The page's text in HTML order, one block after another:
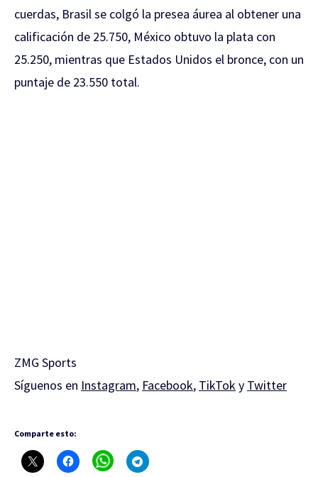
cuerdas, Brasil se colgó la presea áurea al obtener una
calificación de 25.750, México obtuvo la plata con
25.250, mientras que Estados Unidos el bronce, con un
puntaje de 23.550 total.
ZMG Sports
Síguenos en Instagram, Facebook, TikToky Twitter
Comparte esto: